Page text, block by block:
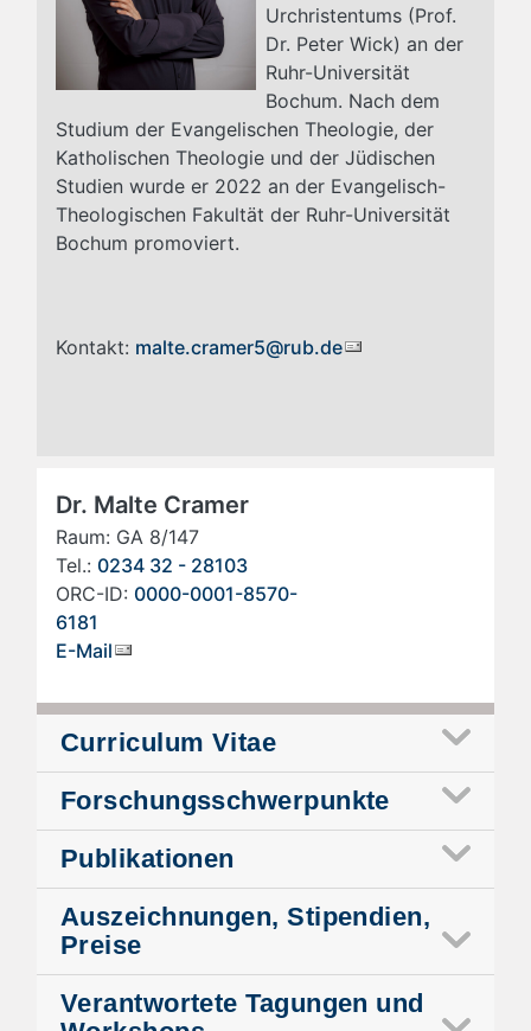
Urchristentums (Prof.
Dr. Peter Wick) an der
Ruhr-Universität
Bochum. Nach dem
Studium der Evangelischen Theologie, der
Katholischen Theologie und der Jüdischen
Studien wurde er 2022 an der Evangelisch-
Theologischen Fakultät der Ruhr-Universität
Bochum promoviert.
Kontakt: malte.cramer5@rub.de
Dr. Malte Cramer
Raum: GA 8/147
Tel.: 0234 32 - 28103
ORC-ID: 0000-0001-8570-
6181
E-Mail
Curriculum Vitae
Forschungsschwerpunkte
Publikationen
Auszeichnungen, Stipendien,
Preise
Verantwortete Tagungen und